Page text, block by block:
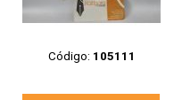
Código: 105111